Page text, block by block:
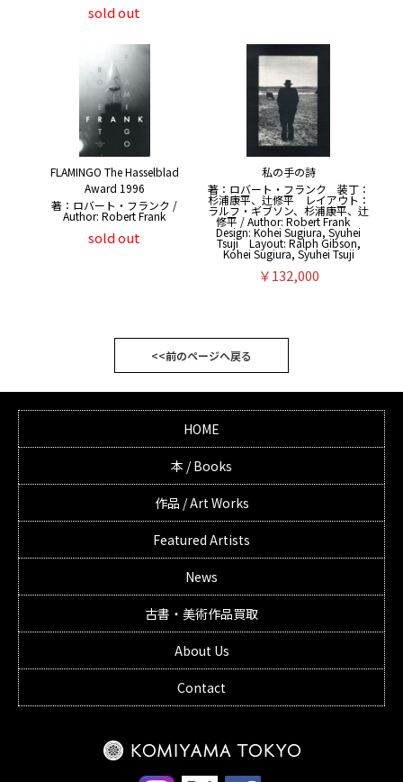
sold out
FLAMINGO The Hasselblad
Award 1996
著：ロバート・フランク /
Author: Robert Frank
sold out
私の手の詩
著：ロバート・フランク 装丁：
杉浦康平、辻修平 レイアウト：
ラルフ・ギブソン、杉浦康平、辻
修平 / Author: Robert Frank
Design: Kohei Sugiura, Syuhei
Tsuji Layout: Ralph Gibson,
Kohei Sugiura, Syuhei Tsuji
￥132,000
<<前のページへ戻る
HOME
本 / Books
作品 / Art Works
Featured Artists
News
古書・美術作品買取
About Us
Contact